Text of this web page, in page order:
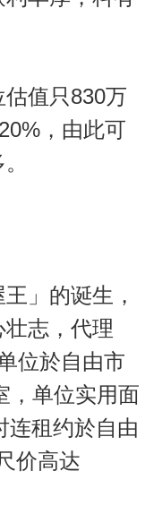
值只830万
，由此可
」的诞生，
志，代理
位於自由市
，单位实用面
连租约於自由
价高达